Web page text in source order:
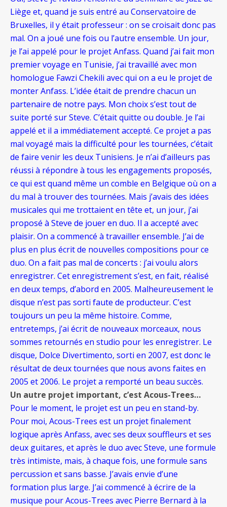
Liège et, quand je suis entré au Conservatoire de
Bruxelles, il y était professeur : on se croisait donc pas
mal. On a joué une fois ou l’autre ensemble. Un jour,
je l’ai appelé pour le projet Anfass. Quand j’ai fait mon
premier voyage en Tunisie, j’ai travaillé avec mon
homologue Fawzi Chekili avec qui on a eu le projet de
monter Anfass. L’idée était de prendre chacun un
partenaire de notre pays. Mon choix s’est tout de
suite porté sur Steve. C’était quitte ou double. Je l’ai
appelé et il a immédiatement accepté. Ce projet a pas
mal voyagé mais la difficulté pour les tournées, c’était
de faire venir les deux Tunisiens. Je n’ai d’ailleurs pas
réussi à répondre à tous les engagements proposés,
ce qui est quand même un comble en Belgique où on a
du mal à trouver des tournées. Mais j’avais des idées
musicales qui me trottaient en tête et, un jour, j’ai
proposé à Steve de jouer en duo. Il a accepté avec
plaisir. On a commencé à travailler ensemble. J’ai de
plus en plus écrit de nouvelles compositions pour ce
duo. On a fait pas mal de concerts : j’ai voulu alors
enregistrer. Cet enregistrement s’est, en fait, réalisé
en deux temps, d’abord en 2005. Malheureusement le
disque n’est pas sorti faute de producteur. C’est
toujours un peu la même histoire. Comme,
entretemps, j’ai écrit de nouveaux morceaux, nous
sommes retournés en studio pour les enregistrer. Le
disque, Dolce Divertimento, sorti en 2007, est donc le
résultat de deux tournées que nous avons faites en
2005 et 2006. Le projet a remporté un beau succès.
Un autre projet important, c’est Acous-Trees…
Pour le moment, le projet est un peu en stand-by.
Pour moi, Acous-Trees est un projet finalement
logique après Anfass, avec ses deux souffleurs et ses
deux guitares, et après le duo avec Steve, une formule
très intimiste, mais, à chaque fois, une formule sans
percussion et sans basse. J’avais envie d’une
formation plus large. J’ai commencé à écrire de la
musique pour Acous-Trees avec Pierre Bernard à la